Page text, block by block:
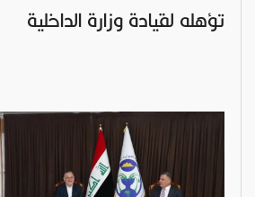
تؤهله لقيادة وزارة الداخلية